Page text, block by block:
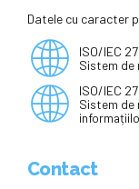
Datele cu caracter
ISO/IEC
Sistem de
ISO/IEC
Sistem de
Contact